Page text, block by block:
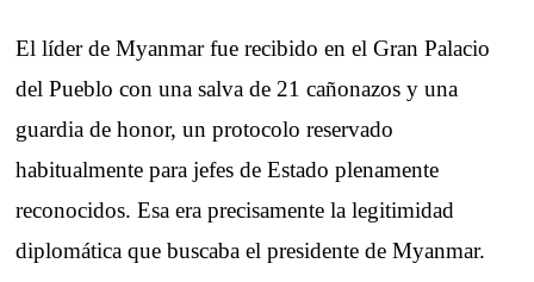
El líder de Myanmar fue recibido en el Gran Palacio
del Pueblo con una salva de 21 cañonazos y una
guardia de honor, un protocolo reservado
habitualmente para jefes de Estado plenamente
reconocidos. Esa era precisamente la legitimidad
diplomática que buscaba el presidente de Myanmar.